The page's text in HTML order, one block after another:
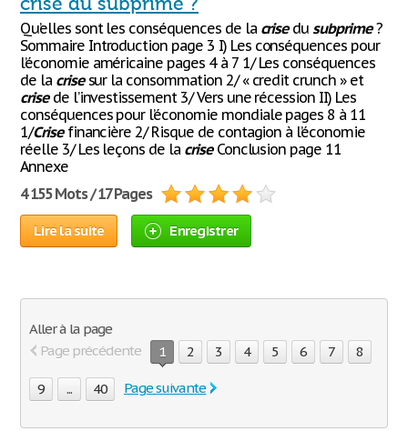
Qu’elles sont les conséquences de la crisedusubprime?
Sommaire Introduction page 3 I) Les conséquences pour
l’économie américaine pages 4 à 7 1/ Les conséquences
de la crisesur la consommation 2/ « credit crunch » et
crisede l’investissement 3/ Vers une récession II) Les
conséquences pour l’économie mondiale pages 8 à 11
1/Crisefinancière 2/ Risque de contagion à l’économie
réelle 3/ Les leçons de la criseConclusion page 11
Annexe
4 155 Mots / 17 Pages
Lire la suite Enregistrer
Aller à la page
Page précédente
1 2 3 4 5 6 7 8
9 ... 40 Page suivante